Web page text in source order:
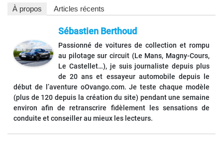
À propos Articles récents
Sébastien Berthoud
Passionné de voitures de collection et rompu
au pilotage sur circuit (Le Mans, Magny-Cours,
Le Castellet…), je suis journaliste depuis plus
de 20 ans et essayeur automobile depuis le
début de l’aventure oOvango.com. Je teste chaque modèle
(plus de 120 depuis la création du site) pendant une semaine
environ afin de retranscrire fidèlement les sensations de
conduite et conseiller au mieux les lecteurs.